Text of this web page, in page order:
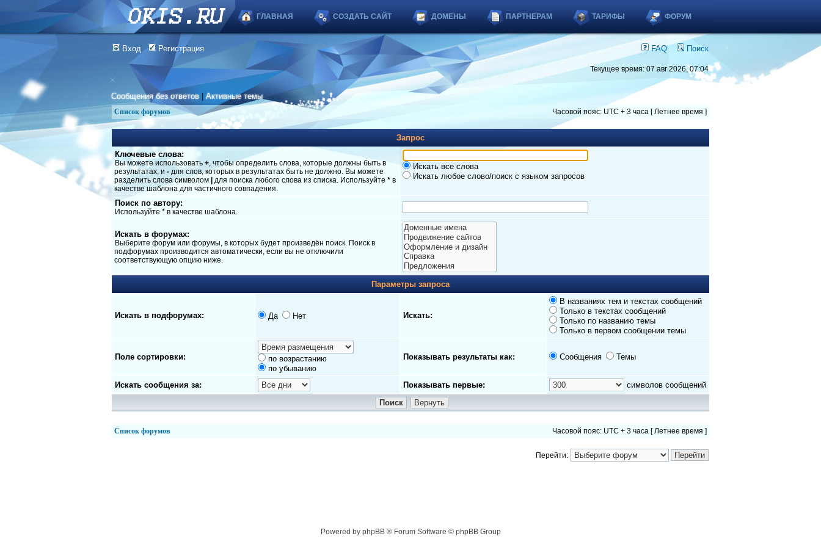
ГЛАВНАЯ СОЗДАТЬ САЙТ ДОМЕНЫ ПАРТНЕРАМ ТАРИФЫ ФОРУМ
Вход Регистрация FAQ Поиск
Текущее время: 07 авг 2026, 07:04
Сообщения без ответов |Активные темы
Список форумов Часовой пояс: UTC + 3 часа [ Летнее время ]
Запрос
Ключевые слова:
Вы можете использовать +, чтобы определить слова, которые должны быть в
результатах, и - для слов, которых в результатах быть не должно. Вы можете
разделить слова символом
для поиска любого слова из списка. Используйте * в
качестве шаблона для частичного совпадения.
Искать все слова
Искать любое слово/поиск с языком запросов
Поиск по автору:
Используйте * в качестве шаблона.
Искать в форумах:
Выберите форум или форумы, в которых будет произведён поиск. Поиск в
подфорумах производится автоматически, если вы не отключили
соответствующую опцию ниже.
Параметры запроса
Искать в подфорумах: Да Нет Искать:
В названиях тем и текстах сообщений
Только в текстах сообщений
Только по названию темы
Только в первом сообщении темы
Поле сортировки:
по возрастанию
по убыванию
Показывать результаты как: Сообщения Темы
Искать сообщения за: Показывать первые: символов сообщений
Список форумов Часовой пояс: UTC + 3 часа [ Летнее время ]
Перейти:
Powered by phpBB ® Forum Software © phpBB Group